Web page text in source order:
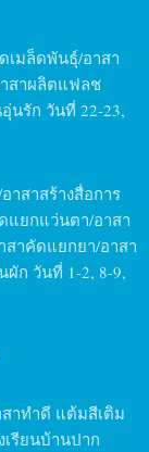
เมล็ดพันธุ์/อาสา
สาผลิตแฟลช
นรัก วันที่ 22-23,
าสาสร้างสื่อการ
แยกแว่นตา/อาสา
าคัดแยกยา/อาสา
ก วันที่ 1-2, 8-9,
สาทำดี แต้มสีเติม
รียนบ้านปาก